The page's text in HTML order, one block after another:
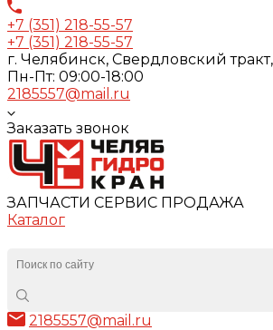
+7 (351) 218-55-57
+7 (351) 218-55-57
г. Челябинск, Свердловский тракт,
Пн-Пт: 09:00-18:00
2185557@mail.ru
Заказать звонок
ЗАПЧАСТИ СЕРВИС ПРОДАЖА
Каталог
2185557@mail.ru